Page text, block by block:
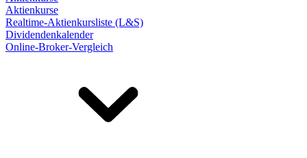
Aktienkurse
Realtime-Aktienkursliste (L&S)
Dividendenkalender
Online-Broker-Vergleich